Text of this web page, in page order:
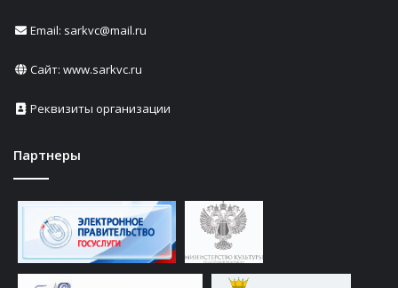
Email: sarkvc@mail.ru
Сайт: www.sarkvc.ru
Реквизиты организации
Партнеры